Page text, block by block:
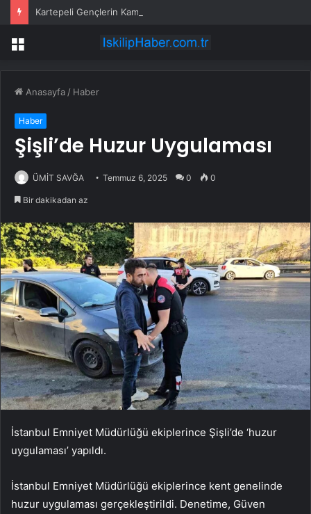
Kartepeli Gençlerin Kamp Macerası Sertifikayla Taçlandı
Menü
Anasayfa / Haber
Haber
Şişli’de Huzur Uygulaması
ÜMİT SAVĞA Temmuz 6, 2025 0 0
Bir dakikadan az
İstanbul Emniyet Müdürlüğü ekiplerince Şişli’de ‘huzur
uygulaması’ yapıldı.
İstanbul Emniyet Müdürlüğü ekiplerince kent genelinde
huzur uygulaması gerçekleştirildi. Denetime, Güven